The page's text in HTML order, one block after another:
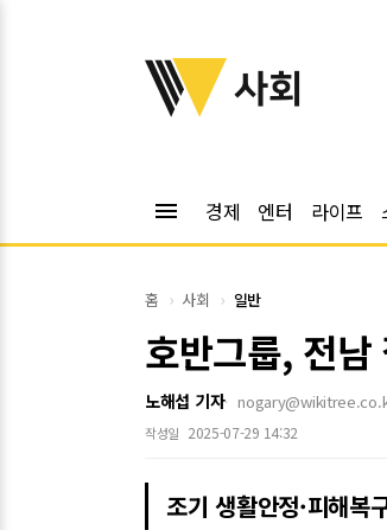
위키트리
사회
menu 경제 엔터 라이프
홈 사회 일반
호반그룹, 전
노해섭 기자
작성일 2025-07-29 14:32
조기 생활안정·피해복